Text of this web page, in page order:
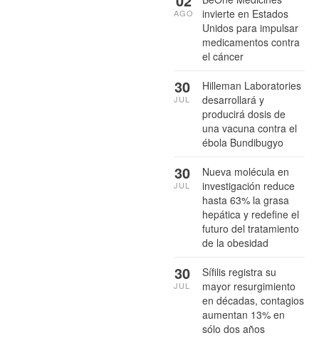
invierte en Estados
Unidos para impulsar
medicamentos contra
el cáncer
AGO
Hilleman Laboratories
desarrollará y
producirá dosis de
una vacuna contra el
ébola Bundibugyo
30
JUL
Nueva molécula en
investigación reduce
hasta 63% la grasa
hepática y redefine el
futuro del tratamiento
de la obesidad
30
JUL
Sífilis registra su
mayor resurgimiento
en décadas, contagios
aumentan 13% en
sólo dos años
30
JUL